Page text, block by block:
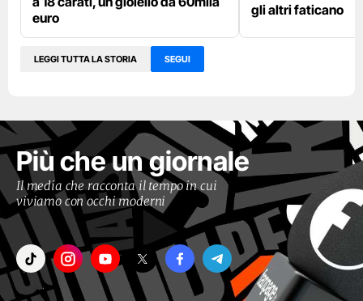
euro
gli altri faticano
LEGGI TUTTA LA STORIA SEGUI
Più che un giornale
Il media che racconta il tempo in cui
viviamo con occhi moderni